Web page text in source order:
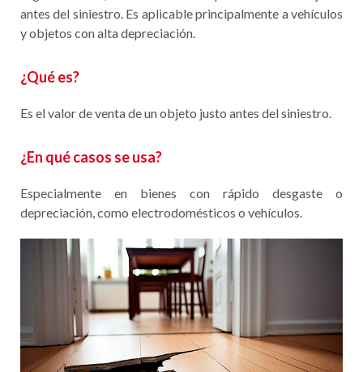
antes del siniestro. Es aplicable principalmente a vehículos
y objetos con alta depreciación.​
¿Qué es?
Es el valor de venta de un objeto justo antes del siniestro.
¿En qué casos se usa?
Especialmente en bienes con rápido desgaste o
depreciación, como electrodomésticos o vehículos.